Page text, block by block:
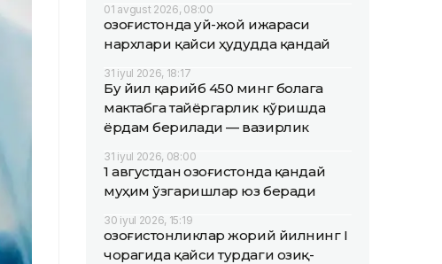
01 avgust 2026, 08:00
Қозоғистонда уй-жой ижараси
нархлари қайси ҳудудда қандай
31 iyul 2026, 18:17
Бу йил қарийб 450 минг болага
мактабга тайёргарлик кўришда
ёрдам берилади — вазирлик
31 iyul 2026, 08:00
1 августдан Қозоғистонда қандай
муҳим ўзгаришлар юз беради
30 iyul 2026, 15:19
Қозоғистонликлар жорий йилнинг I
чорагида қайси турдаги озиқ-